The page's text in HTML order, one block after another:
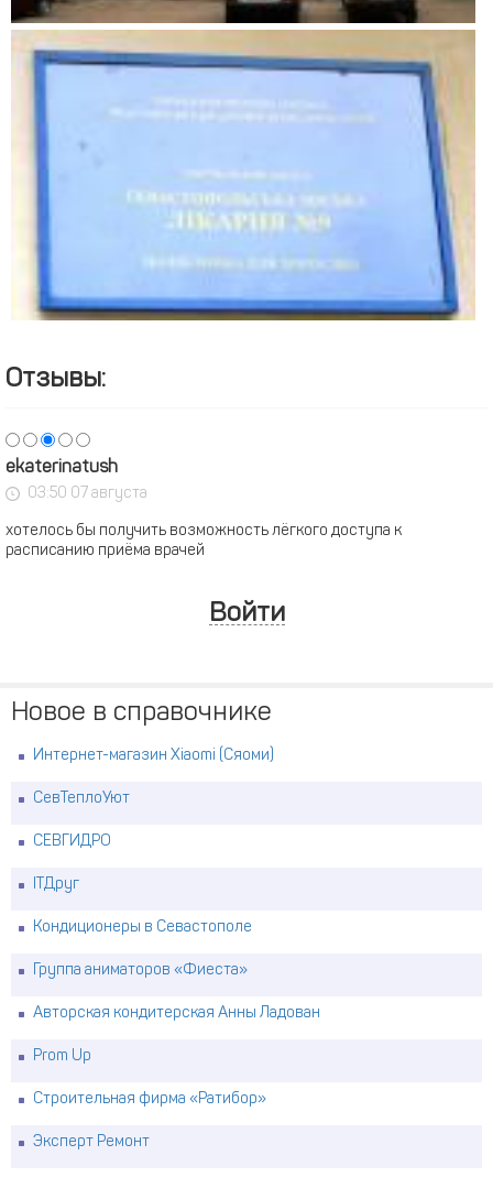
Отзывы:
ekaterinatush
03:50 07 августа
хотелось бы получить возможность лёгкого доступа к
расписанию приёма врачей
Войти
Новое в справочнике
Интернет-магазин Xiaomi (Сяоми)
СевТеплоУют
СЕВГИДРО
ITДруг
Кондиционеры в Севастополе
Группа аниматоров «Фиеста»
Авторская кондитерская Анны Ладован
Prom Up
Строительная фирма «Ратибор»
Эксперт Ремонт